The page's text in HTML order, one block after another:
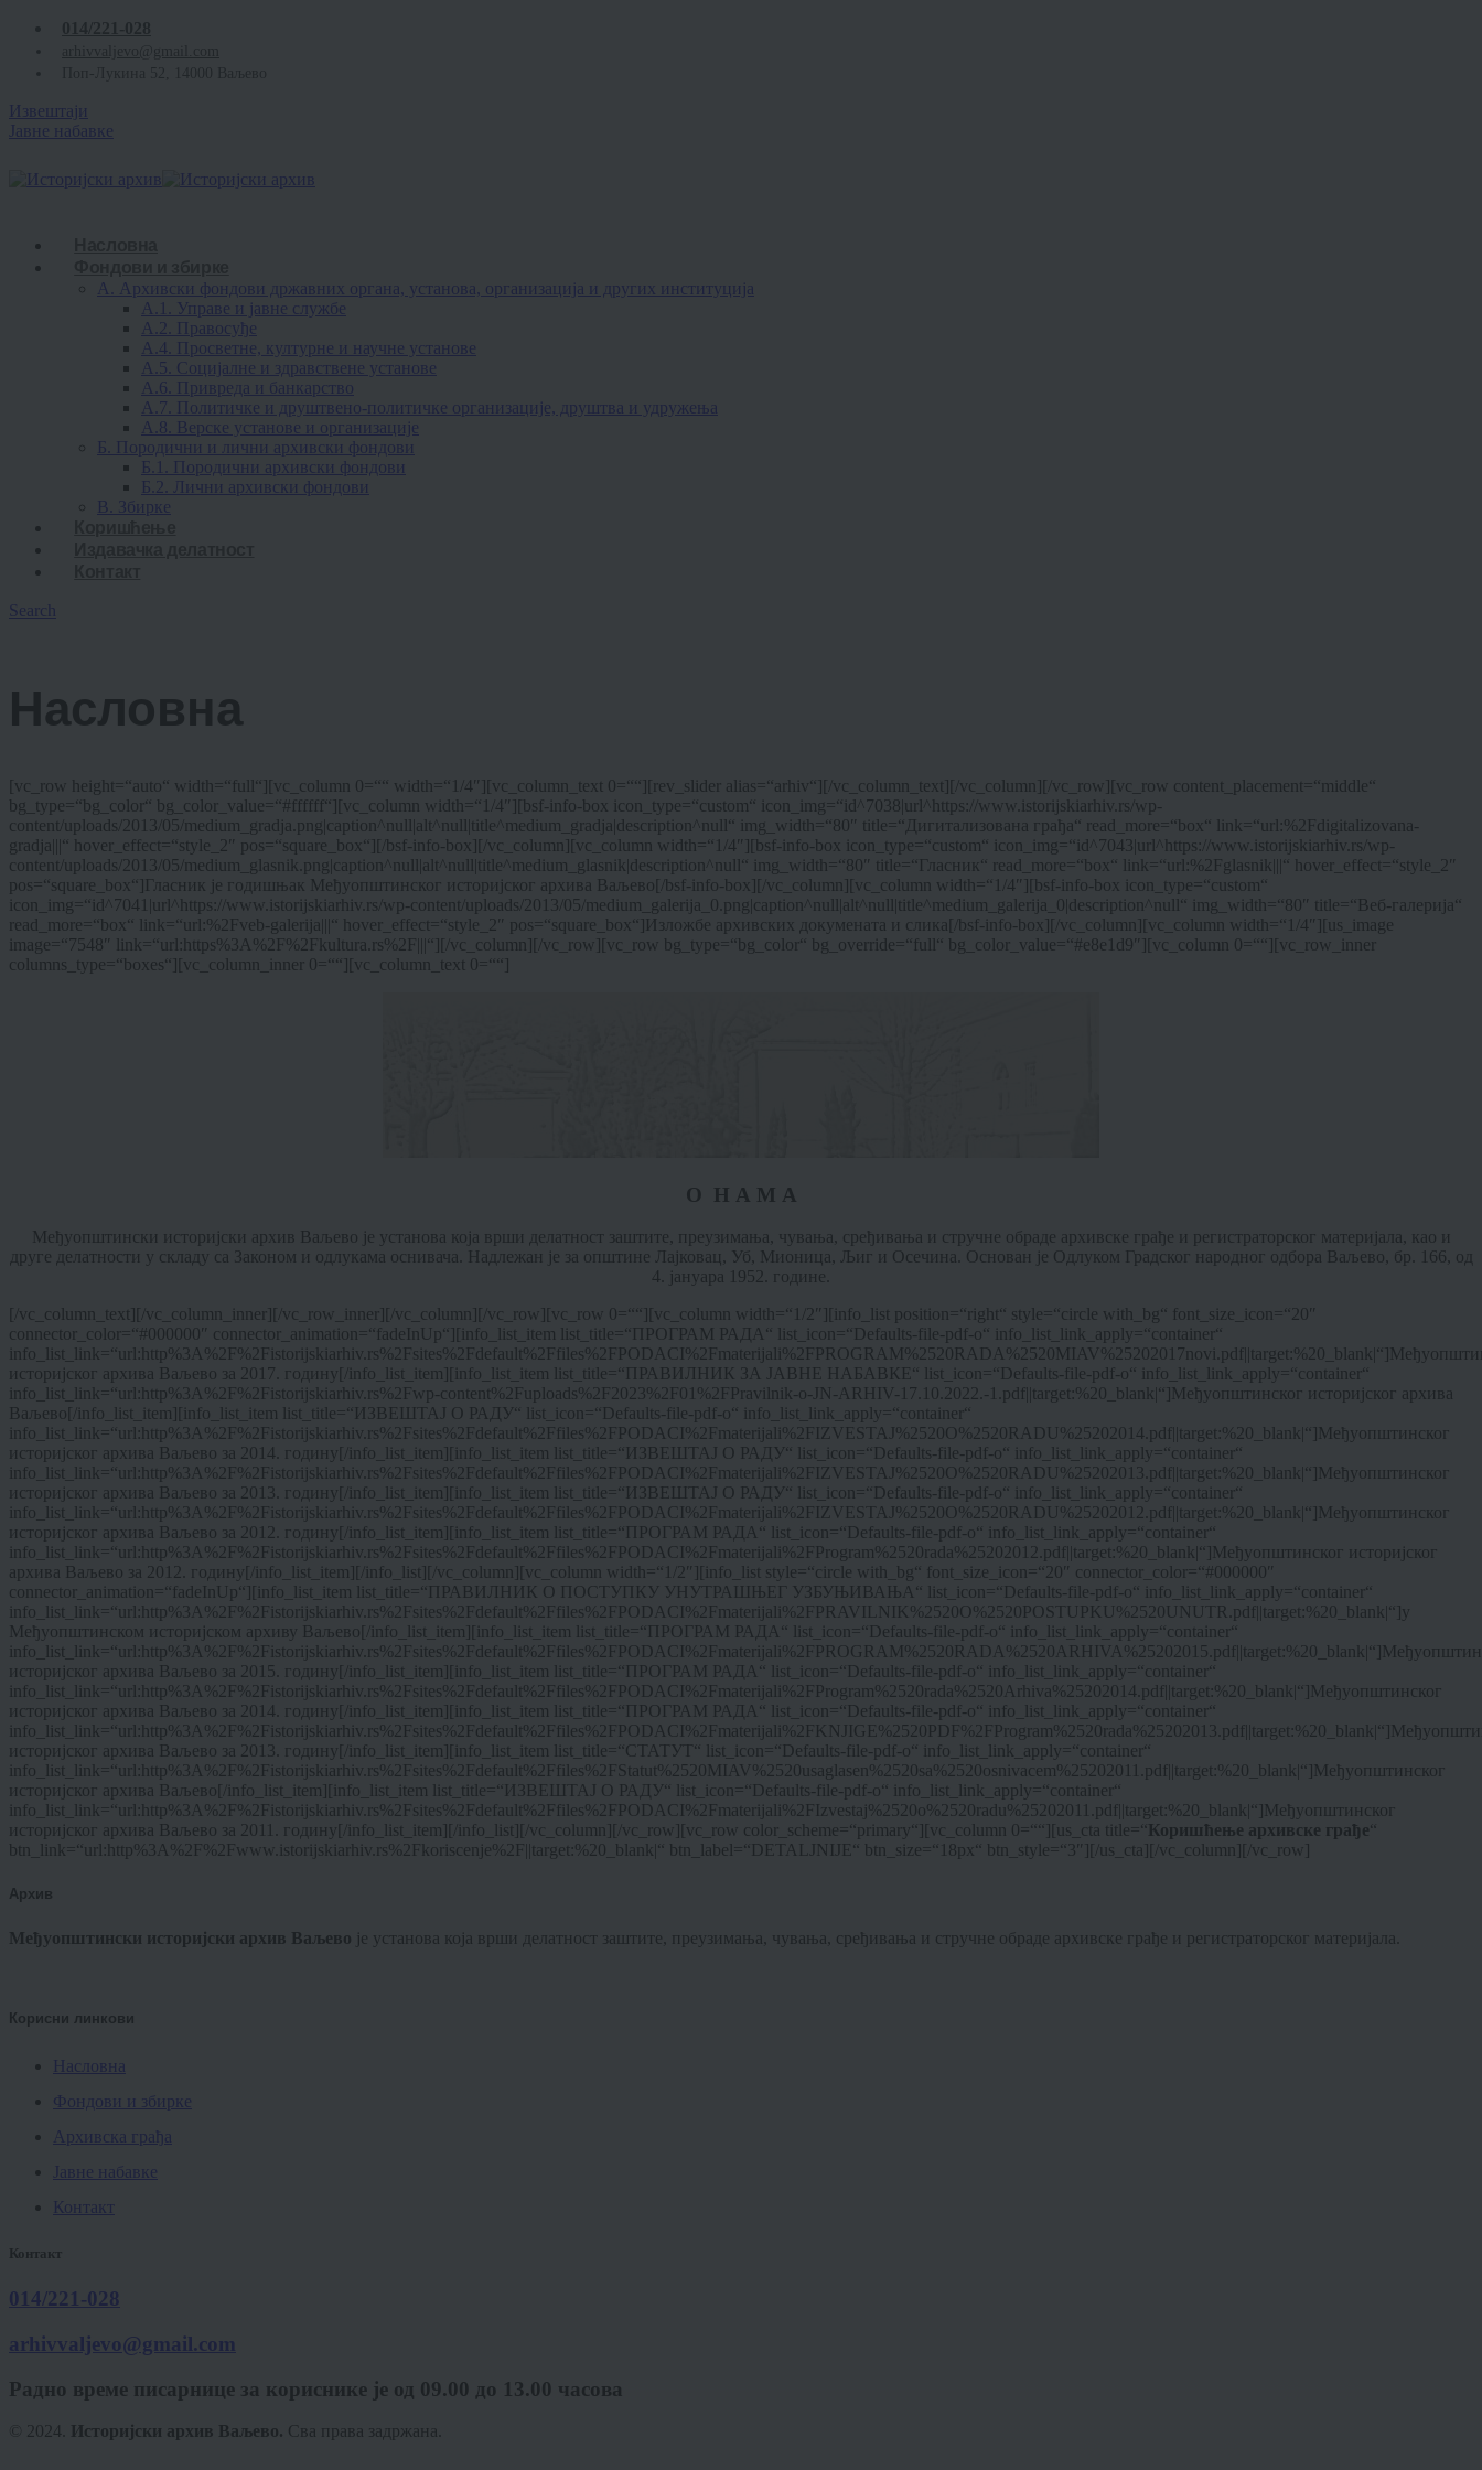
Извештаји
Јавне набавке
А. Архивски фондови државних органа, установа, организација и других институција
А.1. Управе и јавне службе
А.2. Правосуђе
А.4. Просветне, културне и научне установе
А.5. Социјалне и здравствене установе
А.6. Привреда и банкарство
А.7. Политичке и друштвено-политичке организације, друштва и удружења
А.8. Верске установе и организације
Б. Породични и лични архивски фондови
Б.1. Породични архивски фондови
Б.2. Лични архивски фондови
В. Збирке
Search
Насловна
[vc_row height=“auto“ width=“full“][vc_column 0=““ width=“1/4″][vc_column_text 0=““][rev_slider alias=“arhiv“][/vc_column_text][/vc_column][/vc_row][vc_row content_placement=“middle“
bg_type=“bg_color“ bg_color_value=“#ffffff“][vc_column width=“1/4″][bsf-info-box icon_type=“custom“ icon_img=“id^7038|url^https://www.istorijskiarhiv.rs/wp-
content/uploads/2013/05/medium_gradja.png|caption^null|alt^null|title^medium_gradja|description^null“ img_width=“80″ title=“Дигитализована грађа“ read_more=“box“ link=“url:%2Fdigitalizovana-
gradja|||“ hover_effect=“style_2″ pos=“square_box“][/bsf-info-box][/vc_column][vc_column width=“1/4″][bsf-info-box icon_type=“custom“ icon_img=“id^7043|url^https://www.istorijskiarhiv.rs/wp-
content/uploads/2013/05/medium_glasnik.png|caption^null|alt^null|title^medium_glasnik|description^null“ img_width=“80″ title=“Гласник“ read_more=“box“ link=“url:%2Fglasnik|||“ hover_effect=“style_2″
pos=“square_box“]Гласник је годишњак Међуопштинског историјског архива Ваљево[/bsf-info-box][/vc_column][vc_column width=“1/4″][bsf-info-box icon_type=“custom“
icon_img=“id^7041|url^https://www.istorijskiarhiv.rs/wp-content/uploads/2013/05/medium_galerija_0.png|caption^null|alt^null|title^medium_galerija_0|description^null“ img_width=“80″ title=“Веб-галерија“
read_more=“box“ link=“url:%2Fveb-galerija|||“ hover_effect=“style_2″ pos=“square_box“]Изложбe архивских докумената и слика[/bsf-info-box][/vc_column][vc_column width=“1/4″][us_image
image=“7548″ link=“url:https%3A%2F%2Fkultura.rs%2F|||“][/vc_column][/vc_row][vc_row bg_type=“bg_color“ bg_override=“full“ bg_color_value=“#e8e1d9″][vc_column 0=““][vc_row_inner
columns_type=“boxes“][vc_column_inner 0=““][vc_column_text 0=““]
О Н А М А
Међуопштински историјски архив Ваљево је установа која врши делатност заштите, преузимања, чувања, сређивања и стручне обраде архивске грађе и регистраторског материјала, као и
друге делатности у складу са Законом и одлукама оснивача. Надлежан је за општине Лајковац, Уб, Мионица, Љиг и Осечина. Основан је Одлуком Градског народног одбора Ваљево, бр. 166, од
4. јануара 1952. године.
[/vc_column_text][/vc_column_inner][/vc_row_inner][/vc_column][/vc_row][vc_row 0=““][vc_column width=“1/2″][info_list position=“right“ style=“circle with_bg“ font_size_icon=“20″
connector_color=“#000000″ connector_animation=“fadeInUp“][info_list_item list_title=“ПРОГРАМ РАДА“ list_icon=“Defaults-file-pdf-o“ info_list_link_apply=“container“
историјског архива Ваљево за 2017. годину[/info_list_item][info_list_item list_title=“ПРАВИЛНИК ЗА ЈАВНЕ НАБАВКЕ“ list_icon=“Defaults-file-pdf-o“ info_list_link_apply=“container“
info_list_link=“url:http%3A%2F%2Fistorijskiarhiv.rs%2Fwp-content%2Fuploads%2F2023%2F01%2FPravilnik-o-JN-ARHIV-17.10.2022.-1.pdf||target:%20_blank|“]Међуопштинског историјског архива
Ваљево[/info_list_item][info_list_item list_title=“ИЗВЕШТАЈ О РАДУ“ list_icon=“Defaults-file-pdf-o“ info_list_link_apply=“container“
info_list_link=“url:http%3A%2F%2Fistorijskiarhiv.rs%2Fsites%2Fdefault%2Ffiles%2FPODACI%2Fmaterijali%2FIZVESTAJ%2520O%2520RADU%25202014.pdf||target:%20_blank|“]Међуопштинског
историјског архива Ваљево за 2014. годину[/info_list_item][info_list_item list_title=“ИЗВЕШТАЈ О РАДУ“ list_icon=“Defaults-file-pdf-o“ info_list_link_apply=“container“
info_list_link=“url:http%3A%2F%2Fistorijskiarhiv.rs%2Fsites%2Fdefault%2Ffiles%2FPODACI%2Fmaterijali%2FIZVESTAJ%2520O%2520RADU%25202013.pdf||target:%20_blank|“]Међуопштинског
историјског архива Ваљево за 2013. годину[/info_list_item][info_list_item list_title=“ИЗВЕШТАЈ О РАДУ“ list_icon=“Defaults-file-pdf-o“ info_list_link_apply=“container“
info_list_link=“url:http%3A%2F%2Fistorijskiarhiv.rs%2Fsites%2Fdefault%2Ffiles%2FPODACI%2Fmaterijali%2FIZVESTAJ%2520O%2520RADU%25202012.pdf||target:%20_blank|“]Међуопштинског
историјског архива Ваљево за 2012. годину[/info_list_item][info_list_item list_title=“ПРОГРАМ РАДА“ list_icon=“Defaults-file-pdf-o“ info_list_link_apply=“container“
info_list_link=“url:http%3A%2F%2Fistorijskiarhiv.rs%2Fsites%2Fdefault%2Ffiles%2FPODACI%2Fmaterijali%2FProgram%2520rada%25202012.pdf||target:%20_blank|“]Међуопштинског историјског
архива Ваљево за 2012. годину[/info_list_item][/info_list][/vc_column][vc_column width=“1/2″][info_list style=“circle with_bg“ font_size_icon=“20″ connector_color=“#000000″
connector_animation=“fadeInUp“][info_list_item list_title=“ПРАВИЛНИК О ПОСТУПКУ УНУТРАШЊЕГ УЗБУЊИВАЊА“ list_icon=“Defaults-file-pdf-o“ info_list_link_apply=“container“
info_list_link=“url:http%3A%2F%2Fistorijskiarhiv.rs%2Fsites%2Fdefault%2Ffiles%2FPODACI%2Fmaterijali%2FPRAVILNIK%2520O%2520POSTUPKU%2520UNUTR.pdf||target:%20_blank|“]у
Међуопштинском историјском архиву Ваљево[/info_list_item][info_list_item list_title=“ПРОГРАМ РАДА“ list_icon=“Defaults-file-pdf-o“ info_list_link_apply=“container“
историјског архива Ваљево за 2015. годину[/info_list_item][info_list_item list_title=“ПРОГРАМ РАДА“ list_icon=“Defaults-file-pdf-o“ info_list_link_apply=“container“
info_list_link=“url:http%3A%2F%2Fistorijskiarhiv.rs%2Fsites%2Fdefault%2Ffiles%2FPODACI%2Fmaterijali%2FProgram%2520rada%2520Arhiva%25202014.pdf||target:%20_blank|“]Међуопштинског
историјског архива Ваљево за 2014. годину[/info_list_item][info_list_item list_title=“ПРОГРАМ РАДА“ list_icon=“Defaults-file-pdf-o“ info_list_link_apply=“container“
историјског архива Ваљево за 2013. годину[/info_list_item][info_list_item list_title=“СТАТУТ“ list_icon=“Defaults-file-pdf-o“ info_list_link_apply=“container“
info_list_link=“url:http%3A%2F%2Fistorijskiarhiv.rs%2Fsites%2Fdefault%2Ffiles%2FStatut%2520MIAV%2520usaglasen%2520sa%2520osnivacem%25202011.pdf||target:%20_blank|“]Међуопштинског
историјског архива Ваљево[/info_list_item][info_list_item list_title=“ИЗВЕШТАЈ О РАДУ“ list_icon=“Defaults-file-pdf-o“ info_list_link_apply=“container“
info_list_link=“url:http%3A%2F%2Fistorijskiarhiv.rs%2Fsites%2Fdefault%2Ffiles%2FPODACI%2Fmaterijali%2FIzvestaj%2520o%2520radu%25202011.pdf||target:%20_blank|“]Међуопштинског
историјског архива Ваљево за 2011. годину[/info_list_item][/info_list][/vc_column][/vc_row][vc_row color_scheme=“primary“][vc_column 0=““][us_cta title=“ Коришћење архивске грађе“
btn_link=“url:http%3A%2F%2Fwww.istorijskiarhiv.rs%2Fkoriscenje%2F||target:%20_blank|“ btn_label=“DETALJNIJE“ btn_size=“18px“ btn_style=“3″][/us_cta][/vc_column][/vc_row]
Архив
Међуопштински историјски архив Ваљево је установа која врши делатност заштите, преузимања, чувања, сређивања и стручне обраде архивске грађе и регистраторског материјала.
Корисни линкови
Насловна
Фондови и збирке
Архивска грађа
Јавне набавке
Контакт
Контакт
014/221-028
arhivvaljevo@gmail.com
Радно време писарнице за кориснике је од 09.00 до 13.00 часова
© 2024. Историјски архив Ваљево. Сва права задржана.